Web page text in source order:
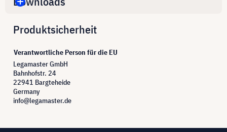
Produktsicherheit
Verantwortliche Person für die EU
Legamaster GmbH
Bahnhofstr. 24
22941 Bargteheide
Germany
info@legamaster.de